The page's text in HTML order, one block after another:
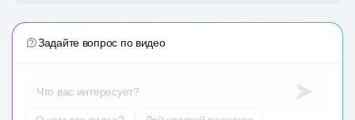
Задайте вопрос по видео
Что вас интересует?